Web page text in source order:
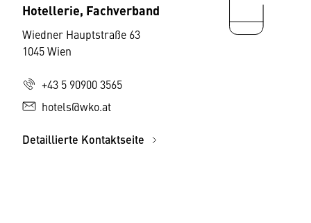
Hotellerie, Fachverband
Wiedner Hauptstraße 63
1045 Wien
+43 5 90900 3565
hotels@wko.at
Detaillierte Kontaktseite